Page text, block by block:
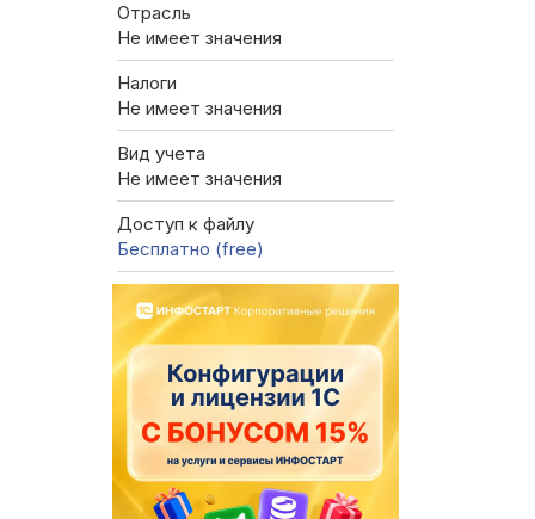
Отрасль
Не имеет значения
Налоги
Не имеет значения
Вид учета
Не имеет значения
Доступ к файлу
Бесплатно (free)